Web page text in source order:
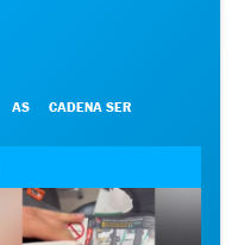
AS CADENA SER